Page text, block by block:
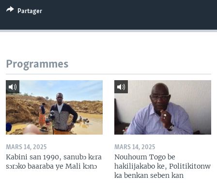
Partager
Programmes
MARS 14, 2025
Kabini san 1990, sanubɔ kɛra
sɔrɔko baaraba ye Mali kɔnɔ
MARS 14, 2025
Nouhoum Togo be
hakilijakabo ke, Politikitonw
ka benkan seben kan